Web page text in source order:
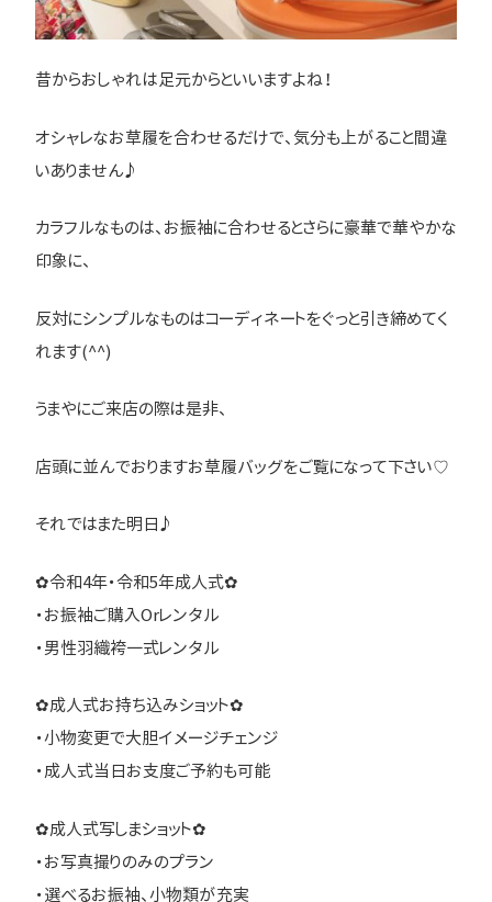
昔からおしゃれは足元からといいますよね！
オシャレなお草履を合わせるだけで、気分も上がること間違
いありません♪
カラフルなものは、お振袖に合わせるとさらに豪華で華やかな
印象に、
反対にシンプルなものはコーディネートをぐっと引き締めてく
れます(^^)
うまやにご来店の際は是非、
店頭に並んでおりますお草履バッグをご覧になって下さい♡
それではまた明日♪
✿令和4年・令和5年成人式✿
・お振袖ご購入Orレンタル
・男性羽織袴一式レンタル
✿成人式お持ち込みショット✿
・小物変更で大胆イメージチェンジ
・成人式当日お支度ご予約も可能
✿成人式写しまショット✿
・お写真撮りのみのプラン
・選べるお振袖、小物類が充実